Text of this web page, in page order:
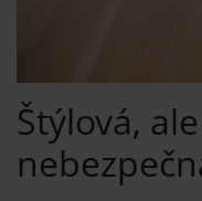
Štýlová,